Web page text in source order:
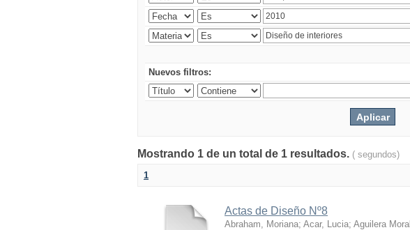
Nuevos filtros:
Mostrando 1 de un total de 1 resultados. ( segundos)
1
Actas de Diseño Nº8
Abraham, Moriana; Acar, Lucia; Aguilera